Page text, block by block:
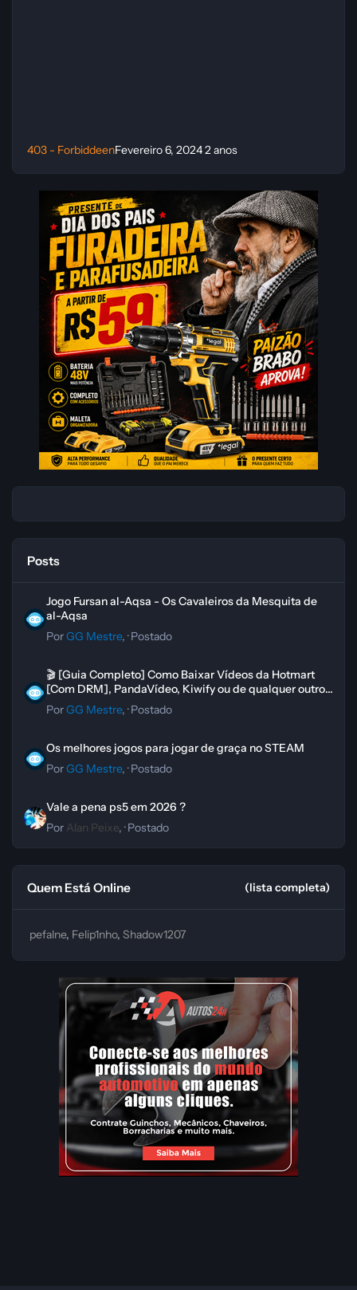
403 - ForbiddeenFevereiro 6, 20242 anos
Posts
Jogo Fursan al-Aqsa - Os Cavaleiros da Mesquita de
al-Aqsa
PorGG Mestre, ·Postado
🎬 [Guia Completo] Como Baixar Vídeos da Hotmart
[Com DRM], PandaVídeo, Kiwify ou de qualquer outro
curso
PorGG Mestre, ·Postado
Os melhores jogos para jogar de graça no STEAM
PorGG Mestre, ·Postado
Vale a pena ps5 em 2026 ?
Por Alan Peixe, ·Postado
Quem Está Online (lista completa)
pefalne Felip1nho Shadow1207